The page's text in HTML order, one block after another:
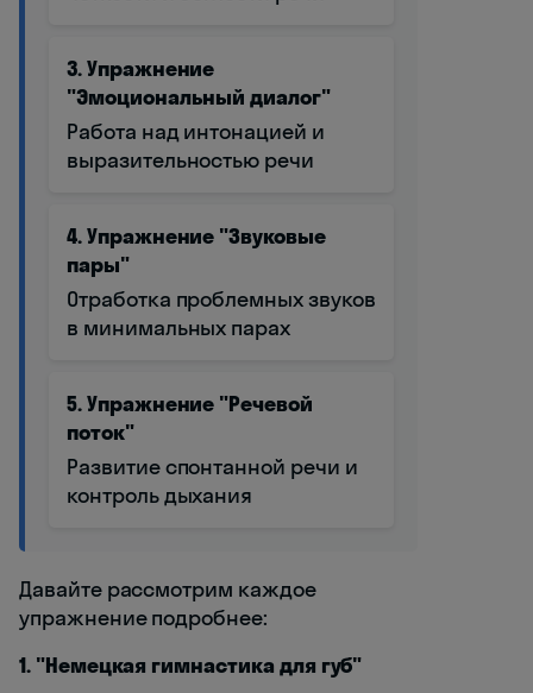
3. Упражнение
"Эмоциональный диалог"
Работа над интонацией и
выразительностью речи
4. Упражнение "Звуковые
пары"
Отработка проблемных звуков
в минимальных парах
5. Упражнение "Речевой
поток"
Развитие спонтанной речи и
контроль дыхания
Давайте рассмотрим каждое
упражнение подробнее:
1. "Немецкая гимнастика для губ"